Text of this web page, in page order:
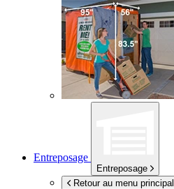
Entreposage
Entreposage
Retour au menu principal